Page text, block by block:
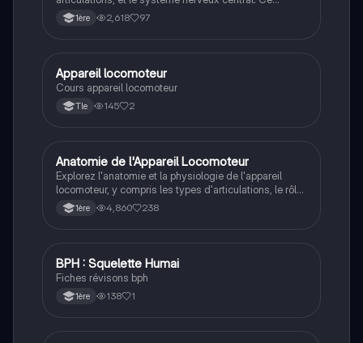
résumé couvre la radiologie, les nerfs, les neurones, et
les atteintes de l'appareil locomoteur, essentiel pour
1ère 2,618 97
ST2S
Appareil locomoteur
Cours appareil locomoteur
Tle 145 2
SVT
Anatomie de l'Appareil Locomoteur
Explorez l'anatomie et la physiologie de l'appareil
locomoteur, y compris les types d'articulations, le rôle
du cartilage et du liquide synovial, ainsi que les
pathologies comme l'arthrose. Ce document présente
Type : résumé.
1ère 4,860 238
ST2S
BPH : Squelette Humai
Fiches révisons bph
1ère 138 1